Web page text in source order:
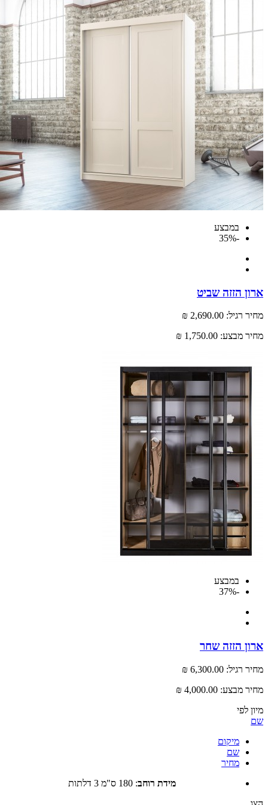
במבצע
הזזה שביט
רגיל: 2,690.00 ₪
מבצע: 1,750.00 ₪
במבצע
הזזה שחר
רגיל: 6,300.00 ₪
מבצע: 4,000.00 ₪
מיקום
שם
מחיר
מידת רוחב :180 ס"מ 3 דלתות